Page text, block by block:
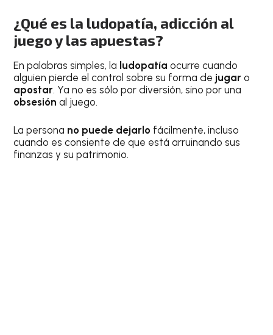
¿Qué es la ludopatía, adicción al
juego y las apuestas?
En palabras simples, la ludopatíaocurre cuando
alguien pierde el control sobre su forma de jugar o
apostar. Ya no es sólo por diversión, sino por una
obsesiónal juego.
La persona no puede dejarlo fácilmente, incluso
cuando es consiente de que está arruinando sus
finanzas y su patrimonio.